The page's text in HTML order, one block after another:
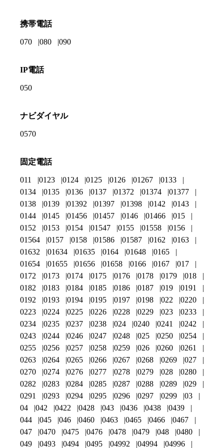
携帯電話
070 080 090
IP電話
050
ナビダイヤル
0570
固定電話
011 0123 0124 0125 0126 01267
0133
0134
0135 0136 0137 01372 01374
01377
0138
0139 01392 01397 01398 0142
0143
0144
0145 01456 01457 0146 01466
015
0152
0153 0154 01547 0155 01558
0156
01564
0157 0158 01586 01587 0162
0163
01632
01634 01635 0164 01648
0165
01654
01655 01656 01658 0166 0167
017
0172
0173 0174 0175 0176 0178 0179
018
0182
0183 0184 0185 0186 0187 019
0191
0192
0193 0194 0195 0197 0198 022
0220
0223
0224 0225 0226 0228 0229 023
0233
0234
0235 0237 0238 024 0240 0241
0242
0243
0244 0246 0247 0248 025 0250
0254
0255
0256 0257 0258 0259 026 0260
0261
0263
0264 0265 0266 0267 0268 0269
027
0270
0274 0276 0277 0278 0279 028
0280
0282
0283 0284 0285 0287 0288 0289
029
0291
0293 0294 0295 0296 0297 0299
03
04
042 0422 0428 043 0436 0438
0439
044
045 046 0460 0463 0465 0466
0467
047
0470 0475 0476 0478 0479 048
0480
049
0493 0494 0495 04992 04994 04996